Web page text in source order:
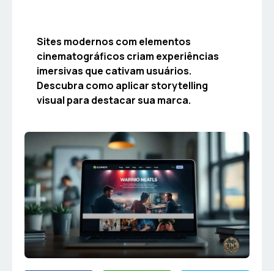
Sites modernos com elementos
cinematográficos criam experiências
imersivas que cativam usuários.
Descubra como aplicar storytelling
visual para destacar sua marca.